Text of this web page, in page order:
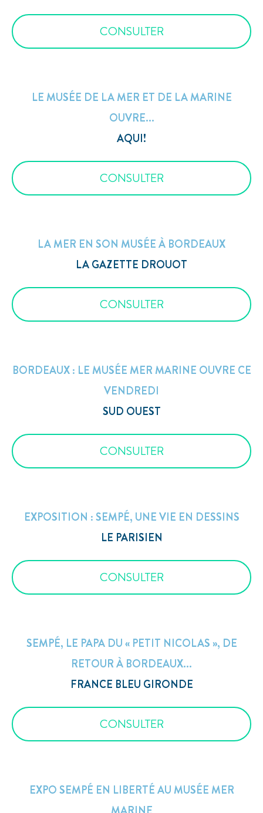
CONSULTER
LE MUSÉE DE LA MER ET DE LA MARINE
OUVRE...
AQUI!
CONSULTER
LA MER EN SON MUSÉE À BORDEAUX
LA GAZETTE DROUOT
CONSULTER
BORDEAUX : LE MUSÉE MER MARINE OUVRE CE
VENDREDI
SUD OUEST
CONSULTER
EXPOSITION : SEMPÉ, UNE VIE EN DESSINS
LE PARISIEN
CONSULTER
SEMPÉ, LE PAPA DU « PETIT NICOLAS », DE
RETOUR À BORDEAUX...
FRANCE BLEU GIRONDE
CONSULTER
EXPO SEMPÉ EN LIBERTÉ AU MUSÉE MER